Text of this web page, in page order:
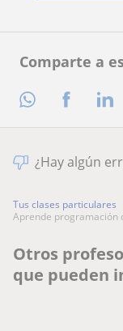
Comparte a
¿Hay algún
Tus clases particulares
aprende
Otros
que pueden